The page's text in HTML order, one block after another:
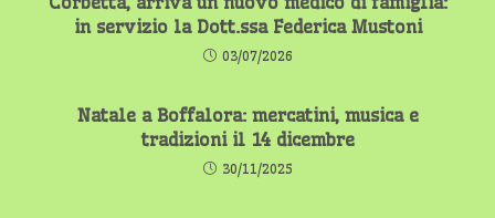
in servizio la Dott.ssa Federica Mustoni
03/07/2026
Natale a Boffalora: mercatini, musica e
tradizioni il 14 dicembre
30/11/2025